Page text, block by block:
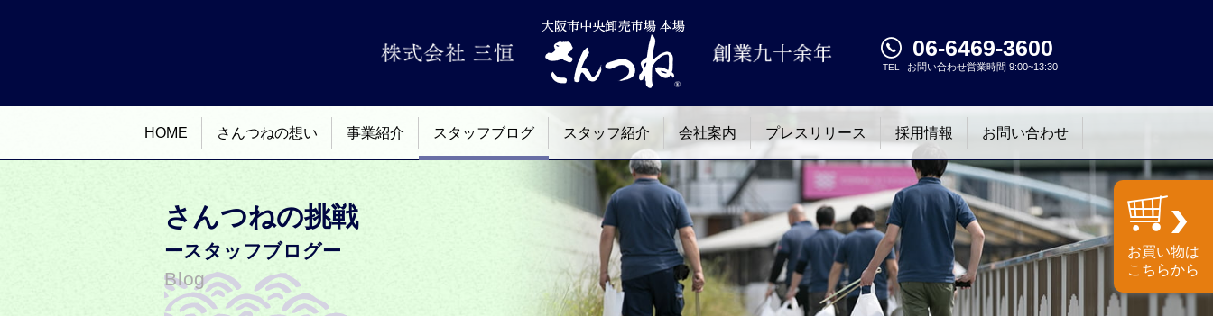
TEL
06-6469-3600
お問い合わせ営業時間 9:00~13:30
HOME さんつねの想い 事業紹介 スタッフブログ スタッフ紹介 会社案内 プレスリリース 採用情報 お問い合わせ
さんつねの挑戦
ースタッフブログー
Blog
お買い物は
こちらから